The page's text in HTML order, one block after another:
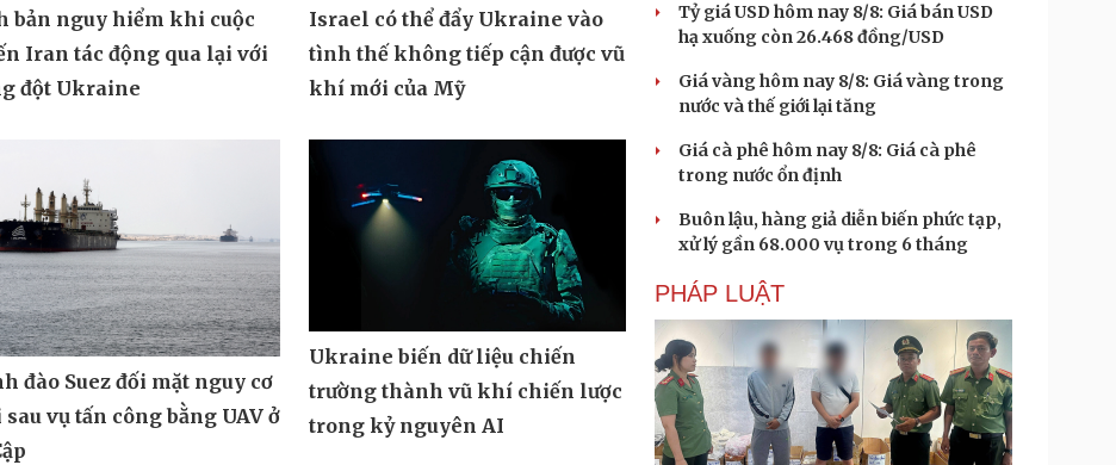
bản nguy hiểm khi cuộc
Iran tác động qua lại với
đột Ukraine
Israel có thể đẩy Ukraine vào
tình thế không tiếp cận được vũ
khí mới của Mỹ
đào Suez đối mặt nguy cơ
sau vụ tấn công bằng UAV ở
Ukraine biến dữ liệu chiến
trường thành vũ khí chiến lược
trong kỷ nguyên AI
Tỷ giá USD hôm nay 8/8: Giá bán USD
hạ xuống còn 26.468 đồng/USD
Giá vàng hôm nay 8/8: Giá vàng trong
nước và thế giới lại tăng
Giá cà phê hôm nay 8/8: Giá cà phê
trong nước ổn định
Buôn lậu, hàng giả diễn biến phức tạp,
xử lý gần 68.000 vụ trong 6 tháng
PHÁP LUẬT